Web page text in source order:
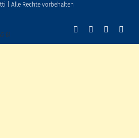
61
| Alle Rechte vorbehalten